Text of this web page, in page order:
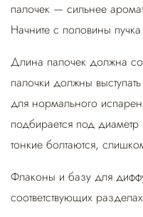
палочек — сильнее
Начните с половины
Длина палочек должна
палочки должны
для нормального
подбирается под
тонкие болтаются,
Флаконы и базу для
соответствующих